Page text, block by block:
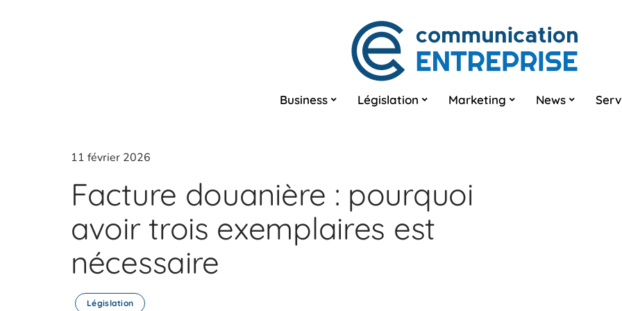
Business Législation Marketing News
11 février 2026
Facture douanière : pourquoi
avoir trois exemplaires est
nécessaire
Législation